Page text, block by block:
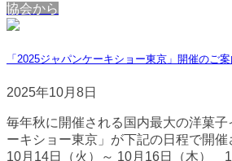
協会から
「2025ジャパンケーキショー東京」開催のご案
2025年10月8日
毎年秋に開催される国内最大の洋菓
ーキショー東京」が下記の日程で開
10月14日（火）～ 10月16日（木）